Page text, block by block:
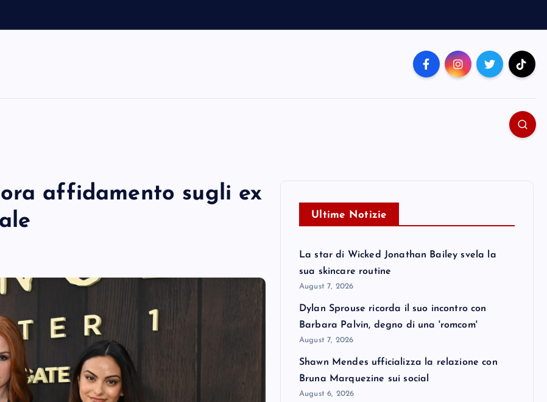
affidamento sugli ex
Ultime Notizie
La star di Wicked Jonathan Bailey svela la
sua skincare routine
August 7, 2026
Dylan Sprouse ricorda il suo incontro con
Barbara Palvin, degno di una 'romcom'
August 7, 2026
Shawn Mendes ufficializza la relazione con
Bruna Marquezine sui social
August 6, 2026